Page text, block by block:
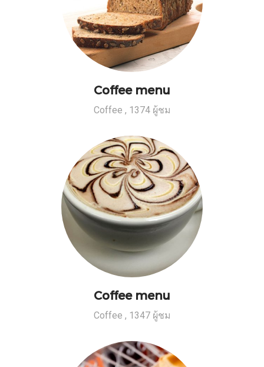
Coffee menu
Coffee , 1374 ผู้ชม
Coffee menu
Coffee , 1347 ผู้ชม